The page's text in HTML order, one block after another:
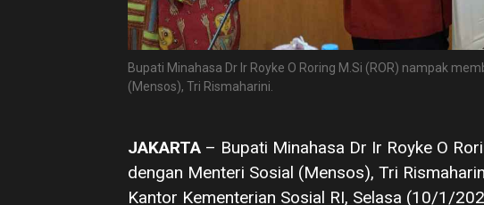
Bupati Minahasa Dr Ir Royke O Roring M.Si (ROR) nampak
(Mensos), Tri Rismaharini.
JAKARTA – Bupati Minahasa Dr Ir Royke O
dengan Menteri Sosial (Mensos), Tri
Kantor Kementerian Sosial RI, Selasa (10/1/